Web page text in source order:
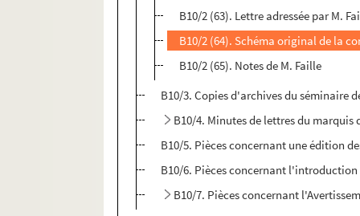
B10/2 (63). Lettre adressée par M.
B10/2 (64). Schéma original de la
B10/2 (65). Notes de M. Faille
B10/3. Copies d'archives du séminaire
B10/4. Minutes de lettres du
B10/5. Pièces concernant une édition
B10/6. Pièces concernant
B10/7. Pièces concernant